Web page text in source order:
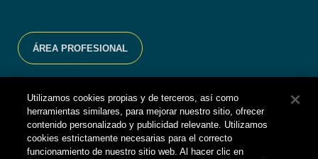
ÁREA PROFESIONAL
responsable.
No compartas este contenido con personas que no tengan la
edad legal para consumir alcohol.
Utilizamos cookies propias y de terceros, así como
herramientas similares, para mejorar nuestro sitio, ofrecer
contenido personalizado y publicidad relevante. Utilizamos
cookies estrictamente necesarias para el correcto
funcionamiento de nuestro sitio web. Al hacer clic en